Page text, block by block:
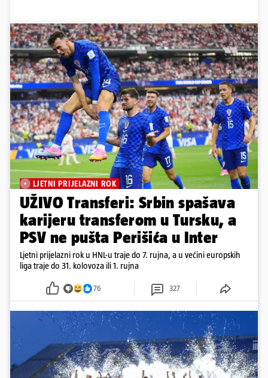
LJETNI PRIJELAZNI ROK
UŽIVO Transferi: Srbin spašava
karijeru transferom u Tursku, a
PSV ne pušta Perišića u Inter
Ljetni prijelazni rok u HNL-u traje do 7. rujna, a u većini europskih
liga traje do 31. kolovoza ili 1. rujna
76 327